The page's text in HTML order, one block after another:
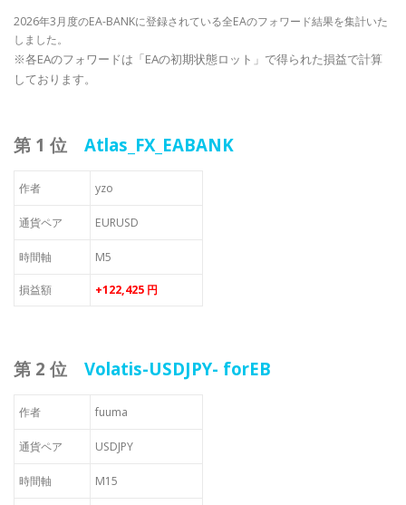
2026年3月度のEA-BANKに登録されている全EAのフォワード結果を集計いた
しました。
※各EAのフォワードは「EAの初期状態ロット」で得られた損益で計算
しております。
第 1 位 Atlas_FX_EABANK
作者 yzo
通貨ペア EURUSD
時間軸 M5
損益額 +122,425 円
第 2 位 Volatis-USDJPY- forEB
作者 fuuma
通貨ペア USDJPY
時間軸 M15